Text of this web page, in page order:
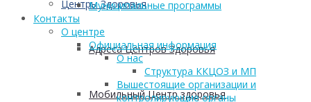
Центры Здоровья
Адреса Центров Здоровья
Мобильный Центр здоровья
Муниципальные программы
Контакты
О центре
Официальная информация
О нас
Структура ККЦОЗ и МП
Вышестоящие организации и
контролирующие органы